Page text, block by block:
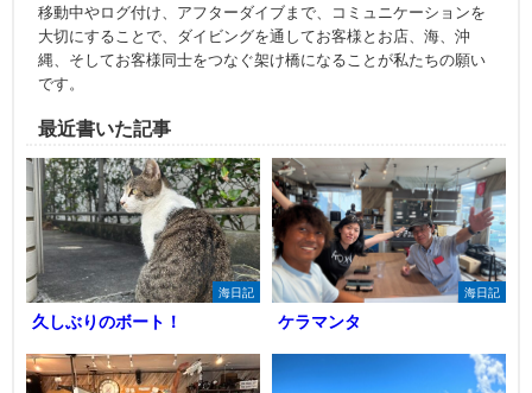
移動中やログ付け、アフターダイブまで、コミュニケーションを
大切にすることで、ダイビングを通してお客様とお店、海、沖
縄、そしてお客様同士をつなぐ架け橋になることが私たちの願い
です。
最近書いた記事
海日記
久しぶりのボート！
海日記
ケラマンタ